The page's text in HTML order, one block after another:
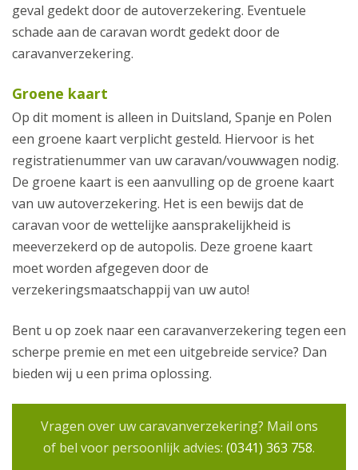
geval gedekt door de autoverzekering. Eventuele
schade aan de caravan wordt gedekt door de
caravanverzekering.
Groene kaart
Op dit moment is alleen in Duitsland, Spanje en Polen
een groene kaart verplicht gesteld. Hiervoor is het
registratienummer van uw caravan/vouwwagen nodig.
De groene kaart is een aanvulling op de groene kaart
van uw autoverzekering. Het is een bewijs dat de
caravan voor de wettelijke aansprakelijkheid is
meeverzekerd op de autopolis. Deze groene kaart
moet worden afgegeven door de
verzekeringsmaatschappij van uw auto!
Bent u op zoek naar een caravanverzekering tegen een
scherpe premie en met een uitgebreide service? Dan
bieden wij u een prima oplossing.
Vragen over uw caravanverzekering? Mail ons
of bel voor persoonlijk advies: (0341) 363 758.